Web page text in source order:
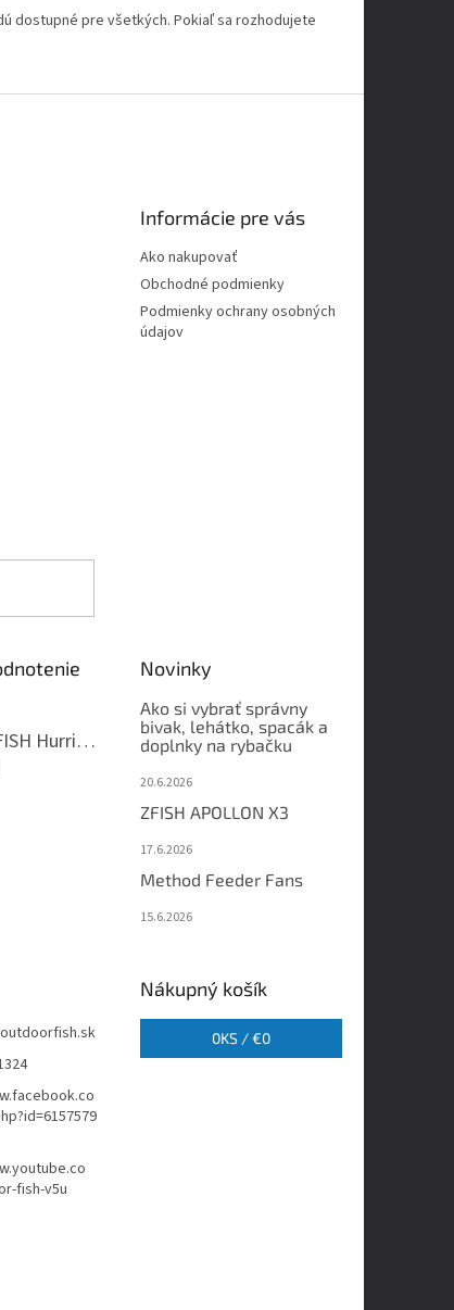
dostupné pre všetkých. Pokiaľ sa rozhodujete
Informácie pre vás
Ako nakupovať
Obchodné podmienky
Podmienky ochrany osobných
údajov
ZFISH Hurricane Camo Kreslo
produktu je 5 z 5 hviezdičiek.
Novinky
Ako si vybrať správny
bivak, lehátko, spacák a
doplnky na rybačku
20.6.2026
ZFISH APOLLON X3
17.6.2026
Method Feeder Fans
15.6.2026
outdoorfish.sk
fish-v5u
Nákupný košík
0KS /€0